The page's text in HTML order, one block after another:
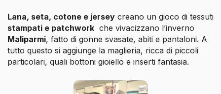
Lana, seta, cotone e jersey creano un gioco di tessuti
stampati e patchwork che vivacizzano l’inverno
Maliparmi, fatto di gonne svasate, abiti e pantaloni. A
tutto questo si aggiunge la maglieria, ricca di piccoli
particolari, quali bottoni gioiello e inserti fantasia.